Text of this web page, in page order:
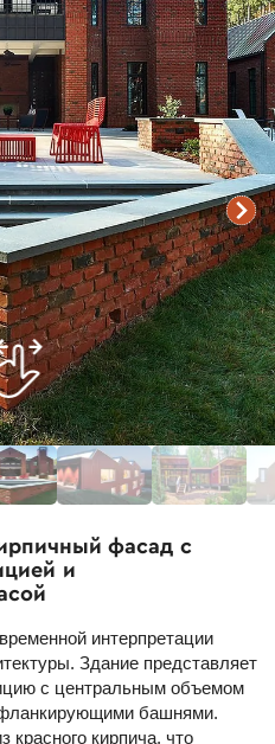
фасад с
и
интерпретации
Здание представляет
с центральным объемом
башнями.
кирпича, что